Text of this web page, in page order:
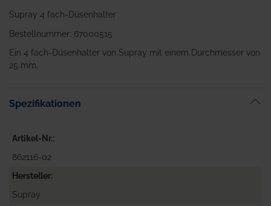
Supray 4 fach-Düsenhalter
Bestellnummer: 67000515
Ein 4 fach-Düsenhalter von Supray mit einem Durchmesser von
25 mm.
Spezifikationen
Artikel-Nr.
862116-02
Hersteller
Supray